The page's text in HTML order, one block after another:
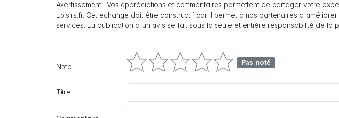
Avertissement : Vos appréciations et commentaires permettent de partager votre
Loisirs.fr. Cet échange doit être constructif car il permet à nos partenaires
services. La publication d'un avis se fait sous la seule et entière responsabilité de la
Note Pas noté
Titre